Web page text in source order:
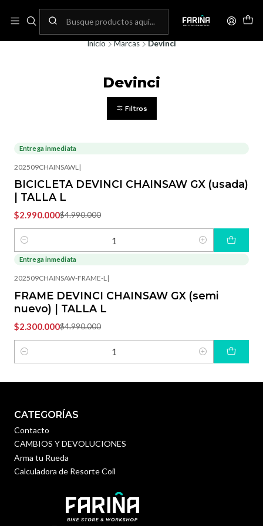
Envíos gratis por compras sobre 80.000! (No aplica para bicicletas)
Inicio Marcas Devinci
Devinci
Filtros
-40%
Entrega inmediata
202509CHAINSAWL |
BICICLETA DEVINCI CHAINSAW GX (usada)
| TALLA L
$2.990.000$4.990.000
Cantidad
Entrega inmediata
202509CHAINSAW-FRAME-L|
FRAME DEVINCI CHAINSAW GX (semi
nuevo) | TALLA L
$2.300.000$4.990.000
Cantidad
CATEGORÍAS
Contacto
CAMBIOS Y DEVOLUCIONES
Arma tu Rueda
Calculadora de Resorte Coil